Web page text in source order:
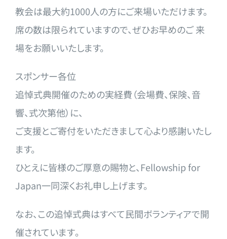
教会は最大約1000人の方にご来場いただけます。
席の数は限られていますので、ぜひお早めのご 来
場をお願いいたします。
スポンサー各位
追悼式典開催のための実経費（会場費、保険、音
響、式次第他）に、
ご支援とご寄付をいただきまして心より感謝いたし
ます。
ひとえに皆様のご厚意の賜物と、Fellowship for
Japan一同深くお礼申し上げます。
なお、この追悼式典はすべて民間ボランティアで開
催されています。